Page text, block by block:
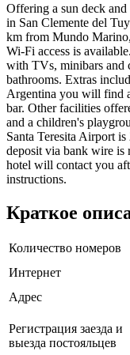
Offering a sun deck
in San Clemente del
km from Mundo
Wi-Fi access is
with TVs, minibars and
bathrooms. Extras
Argentina you will find
bar. Other facilities
and a children's
Santa Teresita Airport
deposit via bank wire is
hotel will contact you
instructions.
Краткое
Количество номеров
Интернет
Адрес
Регистрация заезда и
выезда постояльцев